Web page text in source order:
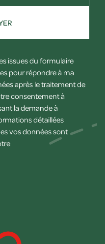
issues du formulaire
pour répondre à ma
après le traitement de
consentement à
la demande à
détaillées
vos données sont